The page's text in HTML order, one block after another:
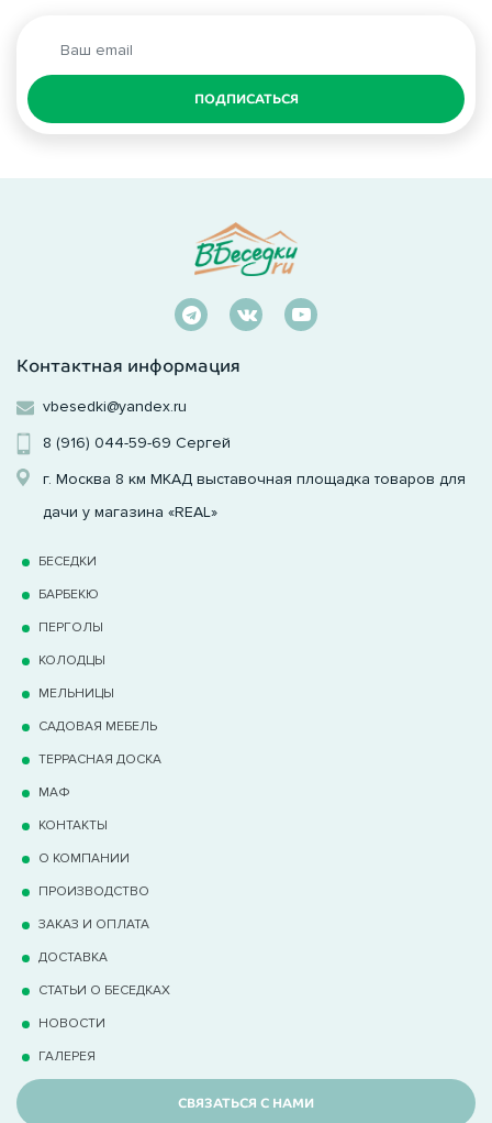
ПОДПИСАТЬСЯ
Контактная информация
vbesedki@yandex.ru
8 (916) 044-59-69 Сергей
г. Москва 8 км МКАД выставочная площадка товаров для
дачи у магазина «REAL»
БЕСЕДКИ
БАРБЕКЮ
ПЕРГОЛЫ
КОЛОДЦЫ
МЕЛЬНИЦЫ
САДОВАЯ МЕБЕЛЬ
ТЕРРАCНАЯ ДОСКА
МАФ
КОНТАКТЫ
О КОМПАНИИ
ПРОИЗВОДСТВО
ЗАКАЗ И ОПЛАТА
ДОСТАВКА
СТАТЬИ О БЕСЕДКАХ
НОВОСТИ
ГАЛЕРЕЯ
СВЯЗАТЬСЯ С НАМИ